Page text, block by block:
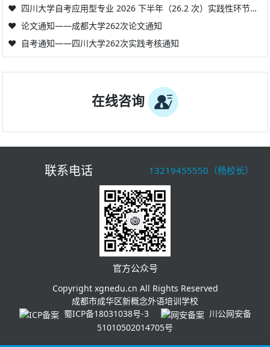
❤ 四川大学自考应用型专业 2026 下半年（26.2 次）实践性环节考核工作通知
❤ 论文通知——成都大学262次论文通知
❤ 自考通知——四川大学262次实践考核通知
在线咨询
联系电话 13219455550（杨校长）
官方公众号
Copyright xgnedu.cn All Rights Reserved
成都市成华区新概念外语培训学校
蜀ICP备18031038号-3
川公网安备
51010502014705号